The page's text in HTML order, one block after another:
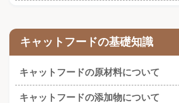
キャットフードの基礎知識
キャットフードの原材料について
キャットフードの添加物について